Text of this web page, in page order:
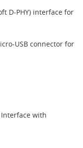
D-PHY) interface for
USB connector for
with